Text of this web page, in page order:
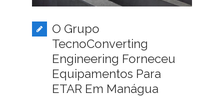
O Grupo
TecnoConverting
Engineering Forneceu
Equipamentos Para
ETAR Em Manágua